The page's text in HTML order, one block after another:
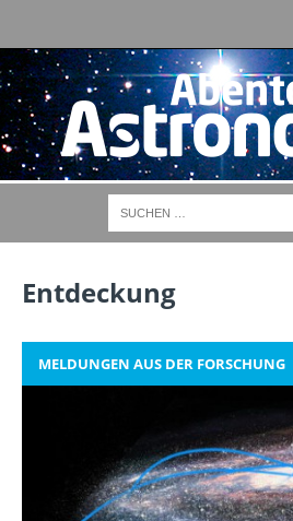
Entdeckung
MELDUNGEN AUS DER FORSCHUNG